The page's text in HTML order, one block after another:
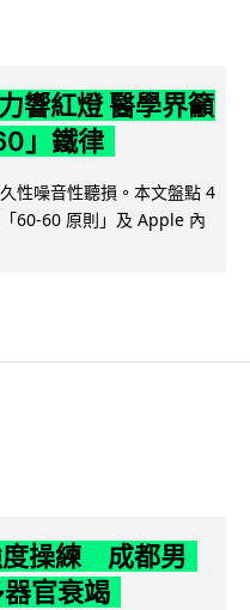
響紅燈 醫學界籲
」鐵律
性噪音性聽損。本文盤點 4
60-60 原則」及 Apple 內
度操練 成都男
官衰竭